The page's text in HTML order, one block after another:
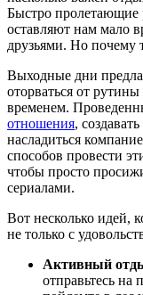
Быстро пролетающие
оставляют нам мало
друзьями. Но почему
Выходные дни
оторваться от
временем.
отношения,
насладиться
способов провести
чтобы просто
сериалами.
Вот несколько идей,
не только с
Активный
отправьтесь на